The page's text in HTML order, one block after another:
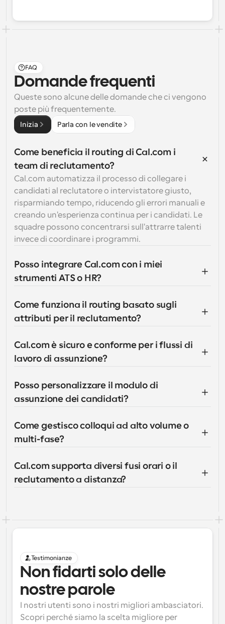
FAQ
Domande frequenti
Queste sono alcune delle domande che ci vengono
poste più frequentemente.
Inizia Parla con le vendite
Come beneficia il routing di Cal.com i
team di reclutamento?
Cal.com automatizza il processo di collegare i
candidati al reclutatore o intervistatore giusto,
risparmiando tempo, riducendo gli errori manuali e
creando un'esperienza continua per i candidati. Le
squadre possono concentrarsi sull'attrarre talenti
invece di coordinare i programmi.
Posso integrare Cal.com con i miei
strumenti ATS o HR?
Come funziona il routing basato sugli
attributi per il reclutamento?
Cal.com è sicuro e conforme per i flussi di
lavoro di assunzione?
Posso personalizzare il modulo di
assunzione dei candidati?
Come gestisco colloqui ad alto volume o
multi-fase?
Cal.com supporta diversi fusi orari o il
reclutamento a distanza?
Testimonianze
Non fidarti solo delle
nostre parole
I nostri utenti sono i nostri migliori ambasciatori.
Scopri perché siamo la scelta migliore per